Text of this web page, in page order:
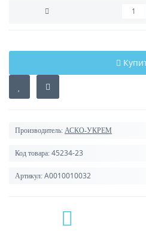
Производитель: АСКО-УКРЕМ
Код товара: 45234-23
Артикул: A0010010032